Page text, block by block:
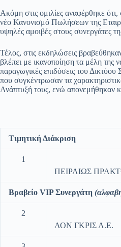
Ακόμη στις ομιλίες αναφέρθηκε ότι,
νέο Κανονισμό Πωλήσεων της
υψηλές αμοιβές στους συνεργάτες
Τέλος, στις εκδηλώσεις
βλέπει με ικανοποίηση τα μέλη της
παραγωγικές επιδόσεις του
που συγκέντρωσαν τα
Ανάπτυξή τους, ενώ απονεμήθηκαν
Τιμητική Διάκριση
1
ΠΕΙΡΑΙΩΣ
Βραβείο VIPΣυνεργάτη
2
ΑΟΝ ΓΚΡΙΣ Α.Ε.